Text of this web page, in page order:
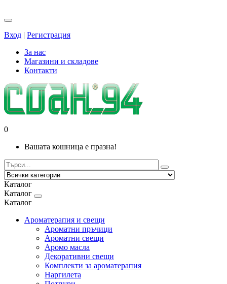
Вход | Регистрация
За нас
Магазини и складове
Контакти
0
Вашата кошница е празна!
Каталог
Каталог
Каталог
Ароматерапия и свещи
Ароматни пръчици
Ароматни свещи
Аромо масла
Декоративни свещи
Комплекти за ароматерапия
Наргилета